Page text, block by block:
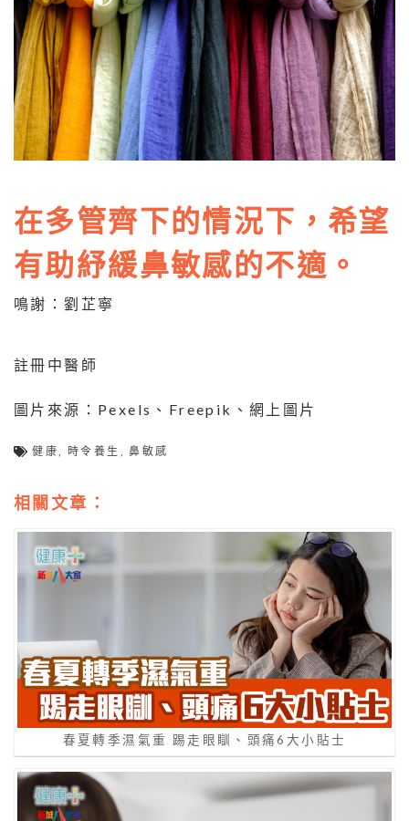
在多管齊下的情況下，希望
有助紓緩鼻敏感的不適。
鳴謝：劉芷寧
註冊中醫師
圖片來源：Pexels、Freepik、網上圖片
健康, 時令養生 ,鼻敏感
相關文章：
春夏轉季濕氣重 踢走眼瞓、頭痛6大小貼士